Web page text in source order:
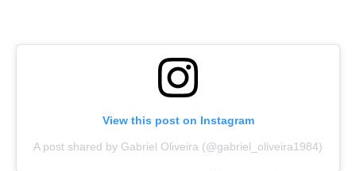
View this post on Instagram
A post shared by Gabriel Oliveira (@gabriel_oliveira1984)